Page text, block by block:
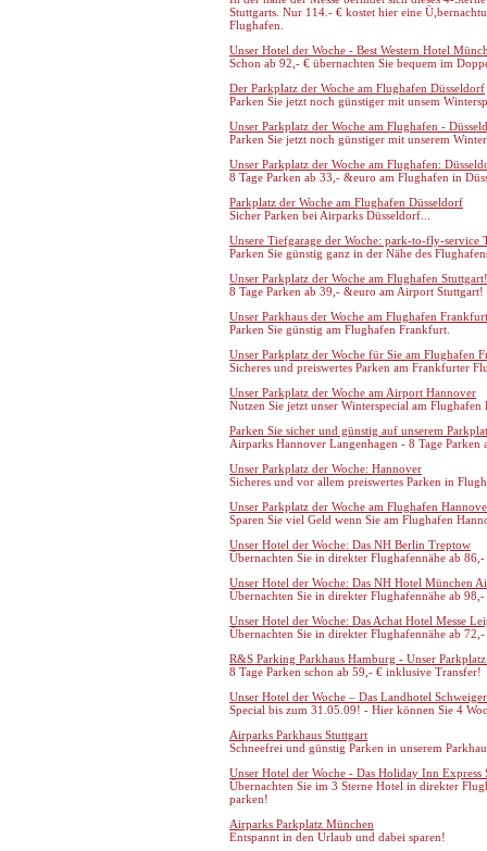
Stuttgarts. Nur 114.- € kostet hier eine
Flughafen.
Unser Hotel der Woche - Best Western Hotel
Schon ab 92,- € übernachten Sie bequem im
Der Parkplatz der Woche am Flughafen Düsseldorf
Parken Sie jetzt noch günstiger mit unsem
Unser Parkplatz der Woche am Flughafen -
Parken Sie jetzt noch günstiger mit unserem
Unser Parkplatz der Woche am Flughafen:
8 Tage Parken ab 33,- &euro am Flughafen in
Parkplatz der Woche am Flughafen Düsseldorf
Sicher Parken bei Airparks Düsseldorf...
Unsere Tiefgarage der Woche: park-to-fly-service
Parken Sie günstig ganz in der Nähe des
Unser Parkplatz der Woche am Flughafen Stuttgart!
8 Tage Parken ab 39,- &euro am Airport Stuttgart!
Unser Parkhaus der Woche am Flughafen Frankfurt
Parken Sie günstig am Flughafen Frankfurt.
Unser Parkplatz der Woche für Sie am Flughafen
Sicheres und preiswertes Parken am Frankfurter
Unser Parkplatz der Woche am Airport Hannover
Nutzen Sie jetzt unser Winterspecial am Flughafen
Parken Sie sicher und günstig auf unserem
Airparks Hannover Langenhagen - 8 Tage Parken
Unser Parkplatz der Woche: Hannover
Sicheres und vor allem preiswertes Parken in
Unser Parkplatz der Woche am Flughafen
Sparen Sie viel Geld wenn Sie am Flughafen
Unser Hotel der Woche: Das NH Berlin Treptow
Übernachten Sie in direkter Flughafennähe ab
Unser Hotel der Woche: Das NH Hotel München
Übernachten Sie in direkter Flughafennähe ab
Unser Hotel der Woche: Das Achat Hotel Messe
Übernachten Sie in direkter Flughafennähe ab
R&S Parking Parkhaus Hamburg - Unser
8 Tage Parken schon ab 59,- € inklusive Transfer!
Unser Hotel der Woche – Das Landhotel
Special bis zum 31.05.09! - Hier können Sie 4
Airparks Parkhaus Stuttgart
Schneefrei und günstig Parken in unserem
Unser Hotel der Woche - Das Holiday Inn Express
Übernachten Sie im 3 Sterne Hotel in direkter
parken!
Airparks Parkplatz München
Entspannt in den Urlaub und dabei sparen!